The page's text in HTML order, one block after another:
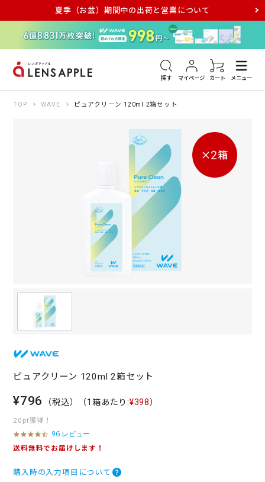
夏季（お盆）期間中の出荷と営業について
探す マイページ カート メニュー
アキュビュー メダリスト メガネ
TOP WAVE ピュアクリーン 120ml 2箱セット
ピュアクリーン 120ml 2箱セット
¥796 （税込） （1箱あたり:¥398）
20pt獲得！
4
.
t
96 レビュー
送料無料でお届けします！
購入時の入力項目について